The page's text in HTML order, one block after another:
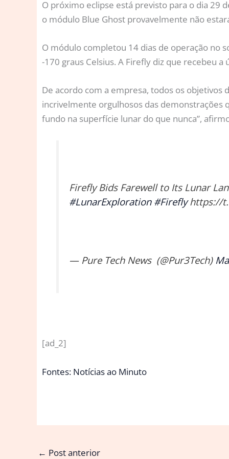
O próximo eclipse está previsto para o dia 29
o módulo Blue Ghost provavelmente não
O módulo completou 14 dias de operação no
-170 graus Celsius. A Firefly diz que recebeu
De acordo com a empresa, todos os objetivos
incrivelmente orgulhosos das demonstrações
fundo na superfície lunar do que nunca”,
Firefly Bids Farewell to Its Lunar
#LunarExploration #Fireflyhttps://
— Pure Tech News ️ (@Pur3Tech)
[ad_2]
Fontes: Notícias ao Minuto
← Post anterior